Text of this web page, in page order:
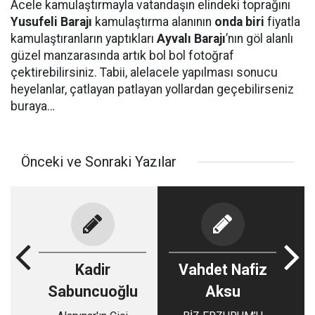
Acele kamulaştırmayla vatandaşın elindeki toprağını
Yusufeli Barajı kamulaştırma alanının onda biri fiyatla
kamulaştıranların yaptıkları Ayvalı Barajı’nın göl alanlı
güzel manzarasında artık bol bol fotoğraf
çektirebilirsiniz. Tabii, alelacele yapılması sonucu
heyelanlar, çatlayan patlayan yollardan geçebilirseniz
buraya…
Önceki ve Sonraki Yazılar
Kadir
Sabuncuoğlu
Vahdet Nafiz
Aksu